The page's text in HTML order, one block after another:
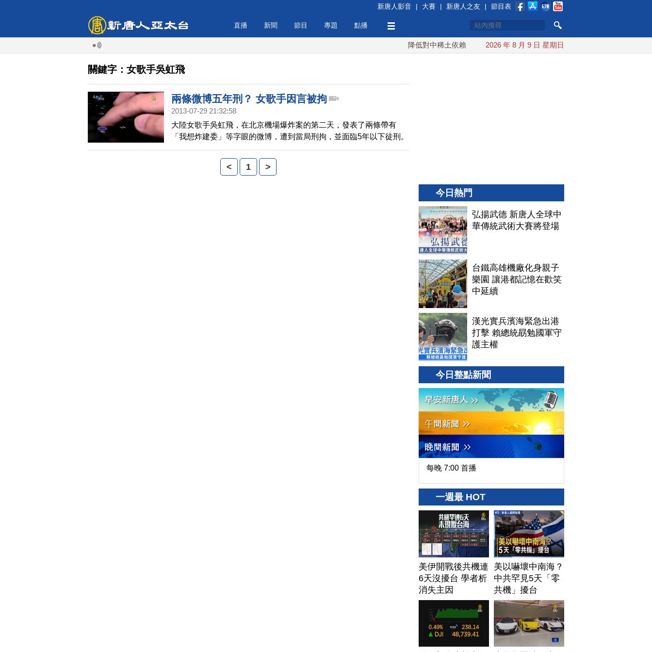
新唐人影音 | 大賽 | 新唐人之友 | 節目表
直播 新聞 節目 專題 點播
降低對中稀土依賴 川普宣布礦業投資20億美元
2026 年 8 月 9 日 星期日
關鍵字：女歌手吳虹飛
兩條微博五年刑？ 女歌手因言被拘
2013-07-29 21:32:58
大陸女歌手吳虹飛，在北京機場爆炸案的第二天，發表了兩條帶有
「我想炸建委」等字眼的微博，遭到當局刑拘，並面臨5年以下徒刑。
此舉被認為是當局採取更加嚴厲的手段維穩。
< 1 >
今日熱門
弘揚武德 新唐人全球中
華傳統武術大賽將登場
台鐵高雄機廠化身親子
樂園 讓港都記憶在歡笑
中延續
漢光實兵濱海緊急出港
打擊 賴總統勗勉國軍守
護主權
今日整點新聞
每晚 7:00 首播
一週最 HOT
美伊開戰後共機連
6天沒擾台 學者析
消失主因
美以嚇壞中南海？
中共罕見5天「零
共機」擾台